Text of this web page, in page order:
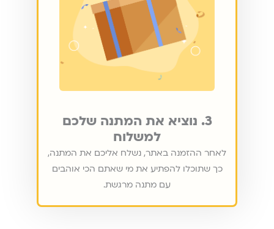
3. נוציא את המתנה שלכם
למשלוח
לאחר ההזמנה באתר, נשלח אליכם את המתנה,
כך שתוכלו להפתיע את מי שאתם הכי אוהבים
עם מתנה מרגשת.